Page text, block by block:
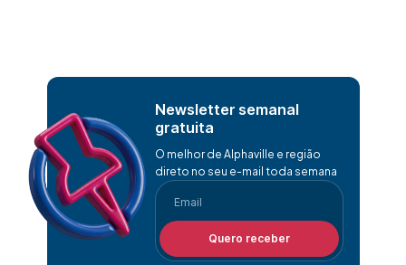
Newsletter semanal
gratuita
O melhor de Alphaville e região
direto no seu e-mail toda semana
Quero receber